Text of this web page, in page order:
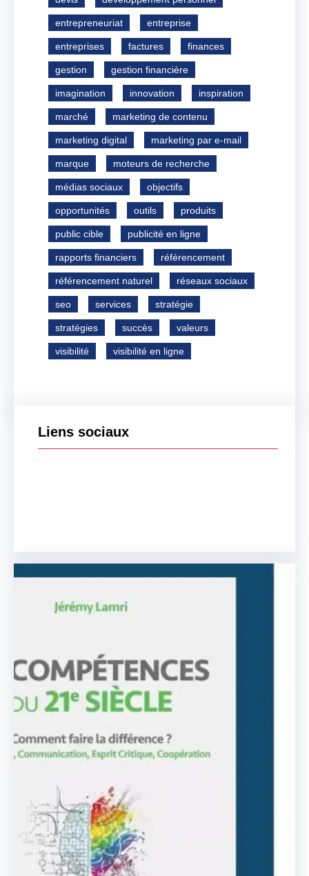
entrepreneuriat entreprise
entreprises factures finances
gestion gestion financière
imagination innovation inspiration
marché marketing de contenu
marketing digital marketing par e-mail
marque moteurs de recherche
médias sociaux objectifs
opportunités outils produits
public cible publicité en ligne
rapports financiers référencement
référencement naturel réseaux sociaux
seo services stratégie
stratégies succès valeurs
visibilité visibilité en ligne
Liens sociaux